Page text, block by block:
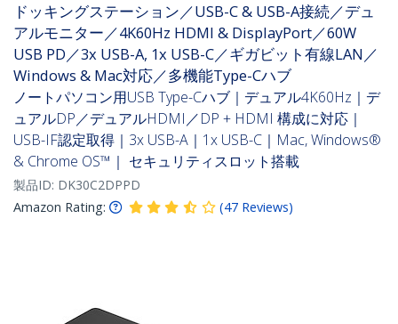
ドッキングステーション／USB-C & USB-A接続／デュ
アルモニター／4K60Hz HDMI & DisplayPort／60W
USB PD／3x USB-A, 1x USB-C／ギガビット有線LAN／
Windows & Mac対応／多機能Type-Cハブ
ノートパソコン用USB Type-Cハブ｜デュアル4K60Hz｜デ
ュアルDP／デュアルHDMI／DP + HDMI 構成に対応｜
USB-IF認定取得｜3x USB-A｜1x USB-C｜Mac, Windows®
& Chrome OS™｜ セキュリティスロット搭載
製品ID: DK30C2DPPD
Amazon Rating:
(47 Reviews)